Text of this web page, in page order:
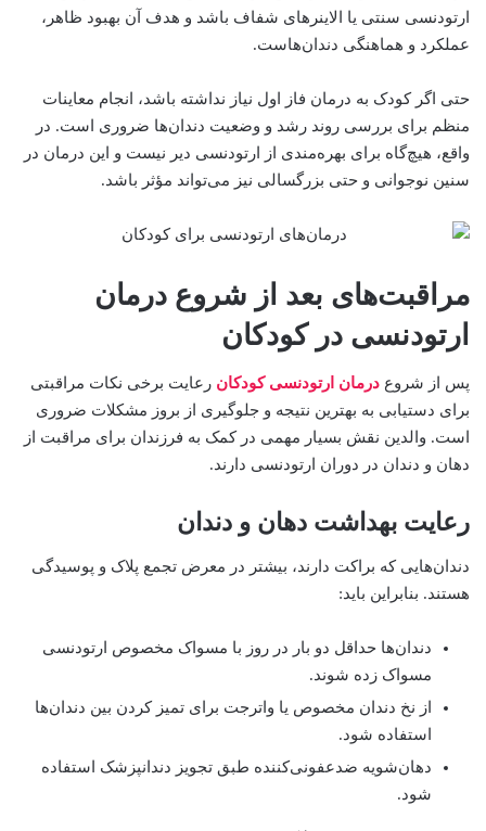
ارتودنسی سنتی یا الاینرهای شفاف باشد و هدف آن بهبود ظاهر،
عملکرد و هماهنگی دندان‌هاست.
حتی اگر کودک به درمان فاز اول نیاز نداشته باشد، انجام معاینات
منظم برای بررسی روند رشد و وضعیت دندان‌ها ضروری است. در
واقع، هیچ‌گاه برای بهره‌مندی از ارتودنسی دیر نیست و این درمان در
سنین نوجوانی و حتی بزرگسالی نیز می‌تواند مؤثر باشد.
مراقبت‌های بعد از شروع درمان
ارتودنسی در کودکان
پس از شروع درمان ارتودنسی کودکان رعایت برخی نکات مراقبتی
برای دستیابی به بهترین نتیجه و جلوگیری از بروز مشکلات ضروری
است. والدین نقش بسیار مهمی در کمک به فرزندان برای مراقبت از
دهان و دندان در دوران ارتودنسی دارند.
رعایت بهداشت دهان و دندان
دندان‌هایی که براکت دارند، بیشتر در معرض تجمع پلاک و پوسیدگی
هستند. بنابراین باید:
دندان‌ها حداقل دو بار در روز با مسواک مخصوص ارتودنسی
مسواک زده شوند.
از نخ دندان مخصوص یا واترجت برای تمیز کردن بین دندان‌ها
استفاده شود.
دهان‌شویه ضدعفونی‌کننده طبق تجویز دندانپزشک استفاده
شود.